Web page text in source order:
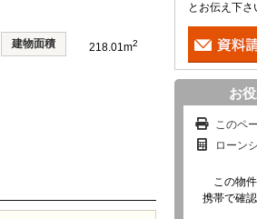
建物面積 218.01m2
とお伝え下さ
お
このペ
ローン
この物
携帯で確認